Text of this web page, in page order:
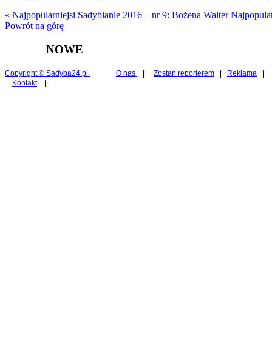
« Najpopularniejsi Sadybianie 2016 – nr 9: Bożena Walter
Powrót na górę
NOWE
Copyright © Sadyba24.pl O nas Zostań reporterem Reklama
Kontakt|